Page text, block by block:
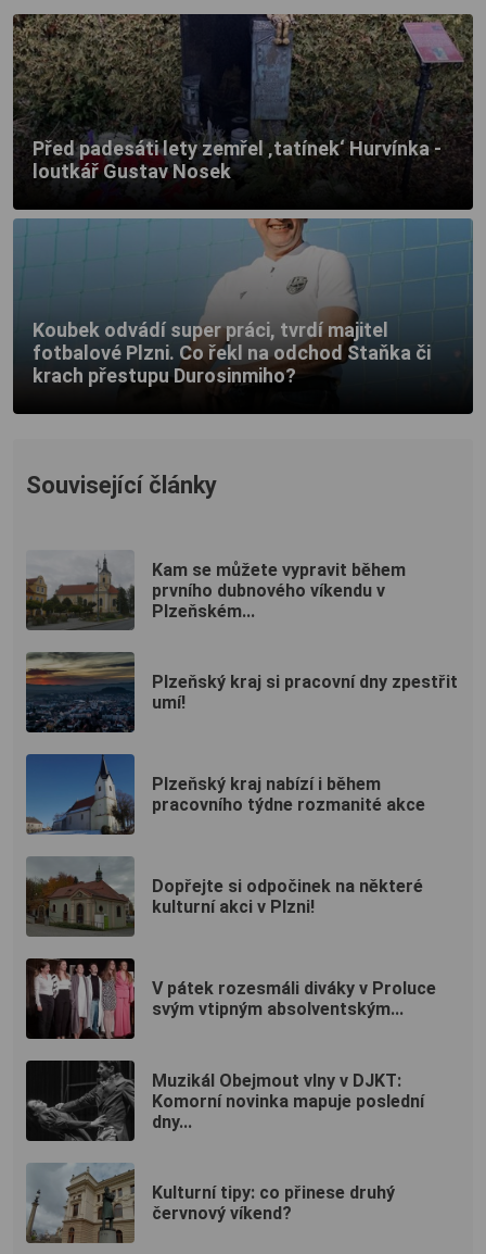
Před padesáti lety zemřel ‚tatínek‘ Hurvínka -
loutkář Gustav Nosek
Koubek odvádí super práci, tvrdí majitel
fotbalové Plzni. Co řekl na odchod Staňka či
krach přestupu Durosinmiho?
Související články
Kam se můžete vypravit během
prvního dubnového víkendu v
Plzeňském...
Plzeňský kraj si pracovní dny zpestřit
umí!
Plzeňský kraj nabízí i během
pracovního týdne rozmanité akce
Dopřejte si odpočinek na některé
kulturní akci v Plzni!
V pátek rozesmáli diváky v Proluce
svým vtipným absolventským...
Muzikál Obejmout vlny v DJKT:
Komorní novinka mapuje poslední
dny...
Kulturní tipy: co přinese druhý
červnový víkend?